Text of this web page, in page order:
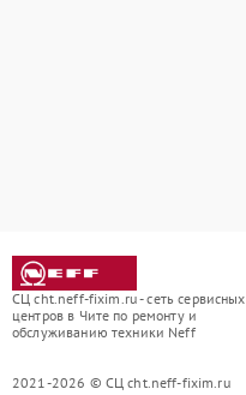
СЦ cht.neff-fixim.ru - сеть сервисных
центров в Чите по ремонту и
обслуживанию техники Neff
2021-2026 © СЦ cht.neff-fixim.ru